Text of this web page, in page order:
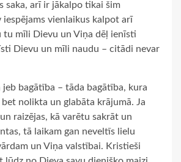
saka, arī ir jākalpo tikai šim
iespējams vienlaikus kalpot arī
tu mīli Dievu un Viņa dēļ ienīsti
Dievu un mīli naudu – citādi nevar
bagātība – tāda bagātība, kura
nolikta un glabāta krājumā. Ja
raizējas, kā varētu sakrāt un
tā laikam gan neveltīs lielu
un Viņa valstībai. Kristieši